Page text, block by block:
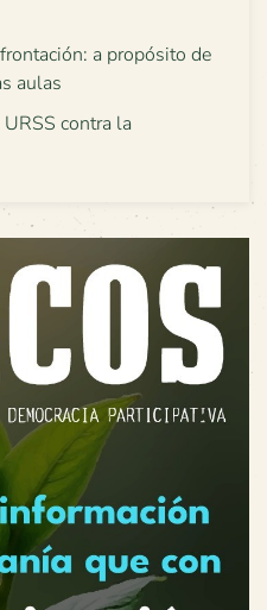
a propósito de
aulas
contra la